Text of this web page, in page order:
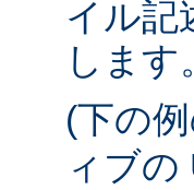
イル記
します
(下の
ィブ